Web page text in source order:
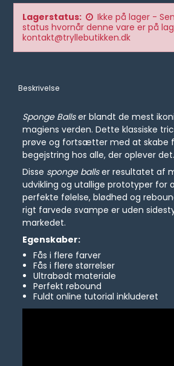
Lagerstatus:
Ikke på lager -
status hvornår denne vare er på
kontakt@tryllebutikken.dk
Beskrivelse
Sponge Ballser blandt de mest
magiens verden. Dette klassiske
prøve og fortsætter med at skabe
begejstring hos alle, der oplever det.
Disse sponge ballser resultatet af
udvikling og utallige prototyper for
perfekte følelse, blødhed og
rigt farvede svampe er uden
markedet.
Egenskaber:
Fås i flere farver
Fås i flere størrelser
Ultrabødt materiale
Perfekt rebound
Fuldt online tutorial inkluderet